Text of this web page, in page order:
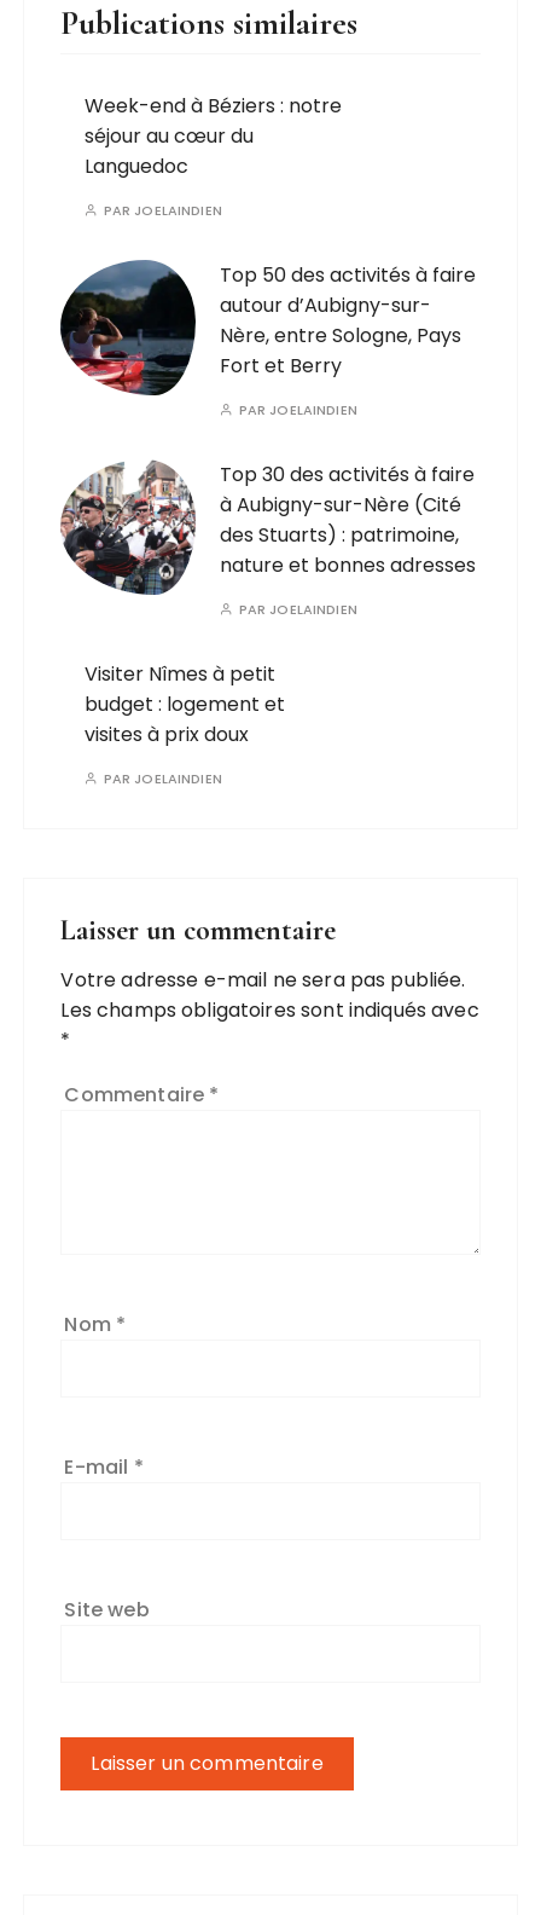
Publications similaires
Week-end à Béziers : notre
séjour au cœur du
Languedoc
PAR JOELAINDIEN
Top 50 des activités à faire
autour d’Aubigny-sur-
Nère, entre Sologne, Pays
Fort et Berry
PAR JOELAINDIEN
Top 30 des activités à faire
à Aubigny-sur-Nère (Cité
des Stuarts) : patrimoine,
nature et bonnes adresses
PAR JOELAINDIEN
Visiter Nîmes à petit
budget : logement et
visites à prix doux
PAR JOELAINDIEN
Laisser un commentaire
Votre adresse e-mail ne sera pas publiée.
Les champs obligatoires sont indiqués avec
*
Commentaire *
Nom *
E-mail *
Site web